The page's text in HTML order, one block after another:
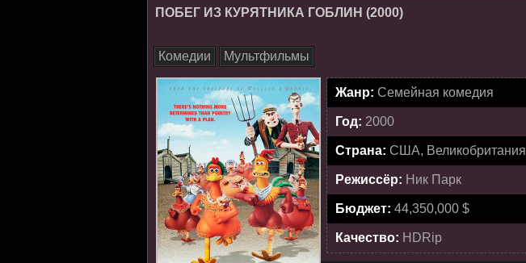
ПОБЕГ ИЗ КУРЯТНИКА ГОБЛИН (2000)
Комедии Мультфильмы
Жанр: Семейная комедия
Год: 2000
Страна: США, Великобритания
Режиссёр: Ник Парк
Бюджет: 44,350,000 $
Качество: HDRip